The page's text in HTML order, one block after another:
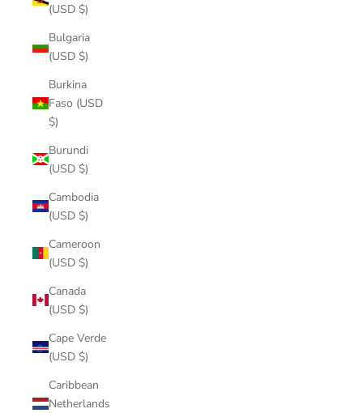
(USD $)
Bulgaria
(USD $)
Burkina
Faso (USD
$)
Burundi
(USD $)
Cambodia
(USD $)
Cameroon
(USD $)
Canada
(USD $)
Cape Verde
(USD $)
Caribbean
Netherlands